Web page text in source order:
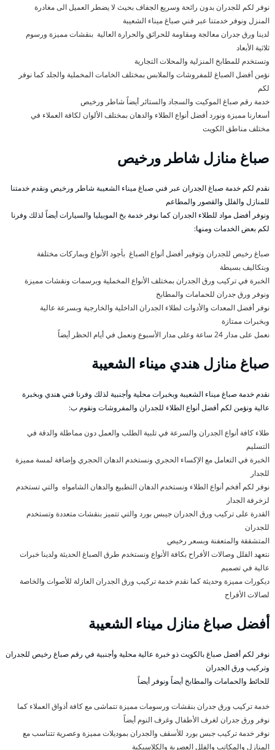
نوفر لكم للجدران بدون رائحة وسريع الجفاف بحيث لا يضطر العميل الى مغادرة
المنزل ونوفر خدمتنا عبر فني صباغ ميناء الشعيبة
لدينا ورق جدران معالجة ومقاومة للحرائق والحرارة العالية بنقشات مميزة ورسوم
ثلاثية الأبعاد
وتستخدم للمطابخ المنزلية والمحلات التجارية
نؤمن أفضل الصباغ للمفروشات والملابس بمختلف الخامات المخملية والجلد كما نوفر
لكم
خدمة رقم صباغ الموكيت والسجاد والستائر أيضاً شاطر ورخيص
أسعارنا مميزة ونورد أفضل أنواع الطلاء والدهان بمختلف الألوان لكافة العملاء في
مختلف مناطق الكويت
صباغ منازل شاطر ورخيص
نقدم لكم خدمة صباغ الجدران عبر فني صباغ ميناء الشعيبة شاطر ورخيص ونقدم خدمتنا
للمنازل والفلل والقصور والمطاعم
ونوفر أفضل مواد للطلاء الجدران كما نوفر خدمة بخ الموبيليا والسيارات أيضاً لذلك وفرنا
لكم بعض الخدمات ومنها:
صباغ رخيص للجدران وتوفير أفضل أنواع الصباغ بأجود الأنواع وبماركات مختلفة
وبتكاليف بسيطة
الخبرة في تركيب ورق الجدران بمختلف الأنواع المخملية وبرسمات ونقشات مميزة
ونوفر ورق جدران للحمامات والمطابخ
نوفر أفضل المعدات والأدوات لطلاء الجدران الداخلية والخارجية وبسرعة عالية
وبخبرات ممتازة
نعمل على مدار 24 ساعة وعلى مدار الأسبوع ونعمل في أيام الحظر أيضاً
صباغ منازل هندي ميناء الشعيبة
نقدم خدمة صباغ ميناء الشعيبة وبخبرات محلية وأجنبية لذلك وفرنا فني هندي وبخبرة
عالية ونؤمن لكم أفضل أنواع الطلاء للجدران والمفروشات ونقوم ب:
طلاء كافة أنواع الجدران والسرعة في تلبية الطلب والعمل دون مماطلة والدقة في
التسليم
الخبرة في التعامل مع الإكساء الحجري ونستخدم الدهان الحجري وإضافة لمسة مميزة
للجدار
نوفر لكم أفخم أنواع الطلاء ونستخدم الدهان التطبيع والدهان الشامواه والتي تستخدم
لزخرفة الجدار
القدرة على تركيب ورق الجدران جيبس بورد والتي تتميز بنقشات متعددة وتستخدم
للجدران
المتشققة والمتعفنة وبسعر رخيص
نتعهد الفلل وصالات الأفراح بكافة الأنواع ونستخدم طرق الصباغ الحديثة ولدينا خبرات
عالية في تصميم
ديكورات مميزة وحديثة كما نقدم خدمة تركيب ورق الجدران العازلة للأصوات والخاصة
لصالات الأفراح
أفضل صباغ منازل ميناء الشعيبة
نوفر لكم أفضل صباغ بالكويت ذو خبرة عالية محلية وأجنبية في رقم صباغ رخيص للجدران
وتركيب ورق الجدران
للحائط والحمامات والمطابخ أيضاً ونوفر أيضاً
خدمة تركيب ورق جدران بنقشات ورسومات مميزة تتماشى مع كافة أذواق العملاء كما
نوفر ورق جدران لغرف الأطفال وغرف النوم أيضاً
نوفر خدمة تركيب جبس بورد للأسقف والجدران بموديلات مميزة وعصرية تتناسب مع
المنازل والمكاتب والفلل العصرية والكلاسيكية